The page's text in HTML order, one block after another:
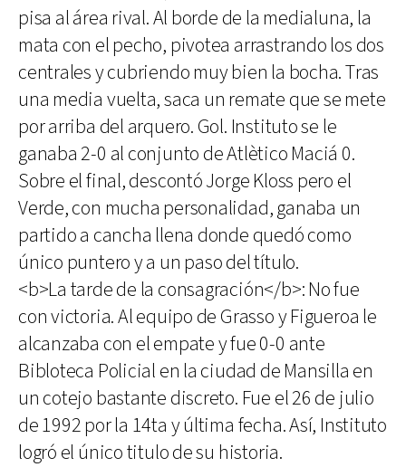
pisa al área rival. Al borde de la medialuna, la
mata con el pecho, pivotea arrastrando los dos
centrales y cubriendo muy bien la bocha. Tras
una media vuelta, saca un remate que se mete
por arriba del arquero. Gol. Instituto se le
ganaba 2-0 al conjunto de Atlètico Maciá 0.
Sobre el final, descontó Jorge Kloss pero el
Verde, con mucha personalidad, ganaba un
partido a cancha llena donde quedó como
único puntero y a un paso del título.
<b>La tarde de la consagración</b>: No fue
con victoria. Al equipo de Grasso y Figueroa le
alcanzaba con el empate y fue 0-0 ante
Bibloteca Policial en la ciudad de Mansilla en
un cotejo bastante discreto. Fue el 26 de julio
de 1992 por la 14ta y última fecha. Así, Instituto
logró el único titulo de su historia.